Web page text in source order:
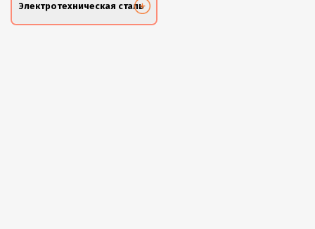
Электротехническая сталь